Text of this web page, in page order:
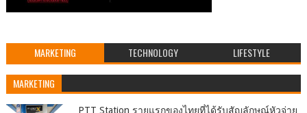
MARKETING TECHNOLOGY LIFESTYLE
MARKETING
PTT Station รายแรกของไทยที่ได้รับสัญลักษณ์หัวจ่าย